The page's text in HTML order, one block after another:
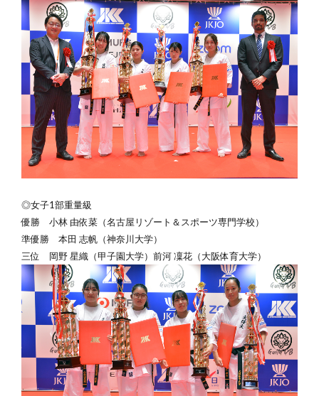
◎女子1部重量級
優勝 小林 由依菜（名古屋リゾート＆スポーツ専門学校）
準優勝 本田 志帆（神奈川大学）
三位 岡野 星織（甲子園大学）前河 凜花（大阪体育大学）